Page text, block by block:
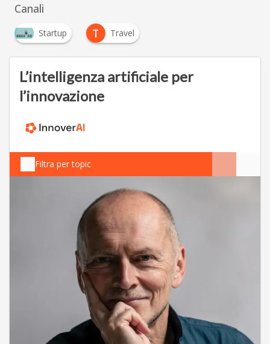
Canali
Startup T Travel
L’intelligenza artificiale per
l’innovazione
Filtra per topic